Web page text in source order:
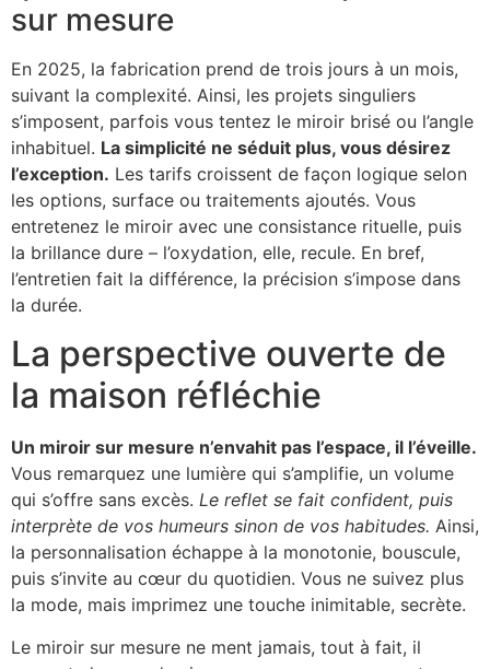
sur mesure
En 2025, la fabrication prend de trois jours à un mois,
suivant la complexité. Ainsi, les projets singuliers
s’imposent, parfois vous tentez le miroir brisé ou l’angle
inhabituel. La simplicité ne séduit plus, vous désirez
l’exception. Les tarifs croissent de façon logique selon
les options, surface ou traitements ajoutés. Vous
entretenez le miroir avec une consistance rituelle, puis
la brillance dure – l’oxydation, elle, recule. En bref,
l’entretien fait la différence, la précision s’impose dans
la durée.
La perspective ouverte de
la maison réfléchie
Un miroir sur mesure n’envahit pas l’espace, il l’éveille.
Vous remarquez une lumière qui s’amplifie, un volume
qui s’offre sans excès. Le reflet se fait confident, puis
interprète de vos humeurs sinon de vos habitudes. Ainsi,
la personnalisation échappe à la monotonie, bouscule,
puis s’invite au cœur du quotidien. Vous ne suivez plus
la mode, mais imprimez une touche inimitable, secrète.
Le miroir sur mesure ne ment jamais, tout à fait, il